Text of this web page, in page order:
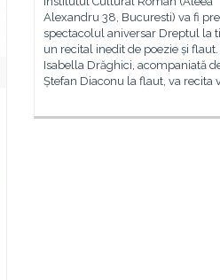
Alexandru 38, Bucuresti) va fi
spectacolul aniversar Dreptul la
un recital inedit de poezie și flaut.
Isabella Drăghici, acompaniată
Ștefan Diaconu la flaut, va recita